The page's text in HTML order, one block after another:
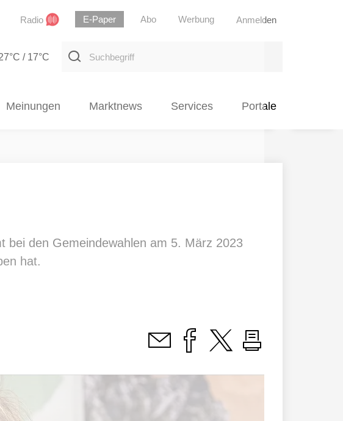
Radio E-Paper Abo Werbung Anmelden
/ 17°C
Suchbegriff
Meinungen Marktnews Services Portale
bei den Gemeindewahlen am 5. März 2023
hat.